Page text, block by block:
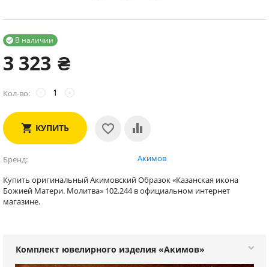
В наличии

3 323 ₴
Кол-во: +
−
КУПИТЬ
Бренд Акимов
Купить оригинальный Акимовский Образок «Казанская икона
Божией Матери. Молитва» 102.244 в официальном интернет
магазине.
Комплект ювелирного изделия «Акимов»